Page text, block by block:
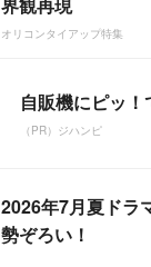
オリコンタイアップ特集
自販機にピッ
（PR）ジハンピ
2026年7月夏ドラ
勢ぞろい！